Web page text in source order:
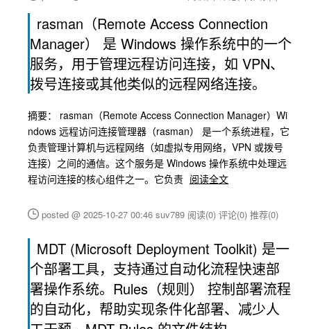
rasman（Remote Access Connection
Manager） 是 Windows 操作系统中的一个
服务，用于管理远程访问连接，如 VPN、
拨号连接或其他类似的远程网络连接。
摘要： rasman（Remote Access Connection Manager）Wi
ndows 远程访问连接管理器（rasman） 是一个系统进程，它
负责管理计算机与远程网络（如虚拟专用网络，VPN 或拨号
连接）之间的通信。这个服务是 Windows 操作系统中处理远
程访问连接的核心组件之一。它负责 阅读全文
posted @ 2025-10-27 00:46 suv789 阅读(0) 评论(0) 推荐(0)
MDT (Microsoft Deployment Toolkit) 是一
个部署工具，支持通过自动化流程快速部
署操作系统。Rules（规则） 控制部署流程
的自动化，帮助实现条件化部署、减少人